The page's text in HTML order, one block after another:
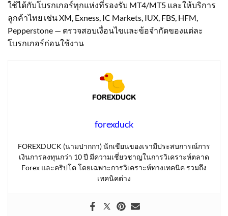
ใช้ได้กับโบรกเกอร์ทุกแห่งที่รองรับ MT4/MT5 และให้บริการ
ลูกค้าไทย เช่น XM, Exness, IC Markets, IUX, FBS, HFM,
Pepperstone — ตรวจสอบเงื่อนไขและข้อจำกัดของแต่ละ
โบรกเกอร์ก่อนใช้งาน
forexduck
FOREXDUCK (นามปากกา) นักเขียนของเรามีประสบการณ์การ
เงินการลงทุนกว่า 10 ปี มีความเชี่ยวชาญในการวิเคราะห์ตลาด
Forex และคริปโต โดยเฉพาะการวิเคราะห์ทางเทคนิค รวมถึง
เทคนิคต่าง